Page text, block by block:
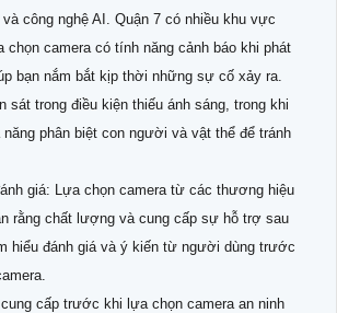
công nghệ AI. Quận 7 có nhiều khu vực
chọn camera có tính năng cảnh báo khi phát
bạn nắm bắt kịp thời những sự cố xảy ra.
sát trong điều kiện thiếu ánh sáng, trong khi
phân biệt con người và vật thể để tránh
giá: Lựa chọn camera từ các thương hiệu
rằng chất lượng và cung cấp sự hỗ trợ sau
hiểu đánh giá và ý kiến từ người dùng trước
cấp trước khi lựa chọn camera an ninh